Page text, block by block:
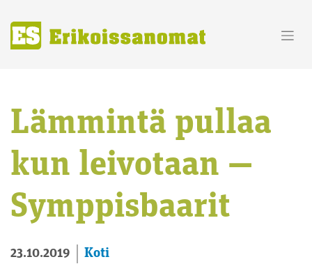
content
Lämmintä pullaa
kun leivotaan —
Symppisbaarit
23.10.2019 Koti